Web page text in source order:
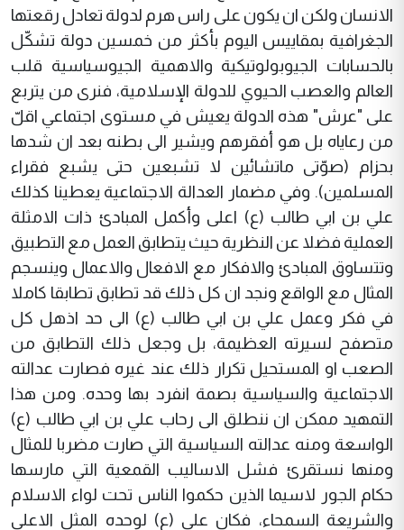
الانسان ولكن ان يكون على راس هرم لدولة تعادل رقعتها
الجغرافية بمقاييس اليوم بأكثر من خمسين دولة تشكّل
بالحسابات الجيوبولوتيكية والاهمية الجيوسياسية قلب
العالم والعصب الحيوي للدولة الإسلامية، فنرى من يتربع
على "عرش" هذه الدولة يعيش في مستوى اجتماعي اقلّ
من رعاياه بل هو أفقرهم ويشير الى بطنه بعد ان شدها
بحزام (صوّتى ماتشائين لا تشبعين حتى يشبع فقراء
المسلمين). وفي مضمار العدالة الاجتماعية يعطينا كذلك
علي بن ابي طالب (ع) اعلى وأكمل المبادئ ذات الامثلة
العملية فضلا عن النظرية حيث يتطابق العمل مع التطبيق
وتتساوق المبادئ والافكار مع الافعال والاعمال وينسجم
المثال مع الواقع ونجد ان كل ذلك قد تطابق تطابقا كاملا
في فكر وعمل علي بن ابي طالب (ع) الى حد اذهل كل
متصفح لسيرته العظيمة، بل وجعل ذلك التطابق من
الصعب او المستحيل تكرار ذلك عند غيره فصارت عدالته
الاجتماعية والسياسية بصمة انفرد بها وحده. ومن هذا
التمهيد ممكن ان ننطلق الى رحاب علي بن ابي طالب (ع)
الواسعة ومنه عدالته السياسية التي صارت مضربا للمثال
ومنها نستقرئ فشل الاساليب القمعية التي مارسها
حكام الجور لاسيما الذين حكموا الناس تحت لواء الاسلام
والشريعة السمحاء، فكان علي (ع) لوحده المثل الاعلى